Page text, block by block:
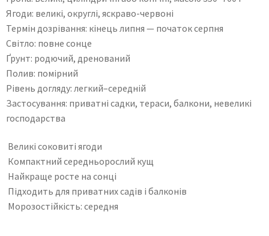
Ягоди: великі, округлі, яскраво-червоні
Термін дозрівання: кінець липня — початок серпня
Світло: повне сонце
Ґрунт: родючий, дренований
Полив: помірний
Рівень догляду: легкий–середній
Застосування: приватні садки, тераси, балкони, невеликі
господарства
Великі соковиті ягоди
Компактний середньорослий кущ
Найкраще росте на сонці
Підходить для приватних садів і балконів
Морозостійкість: середня